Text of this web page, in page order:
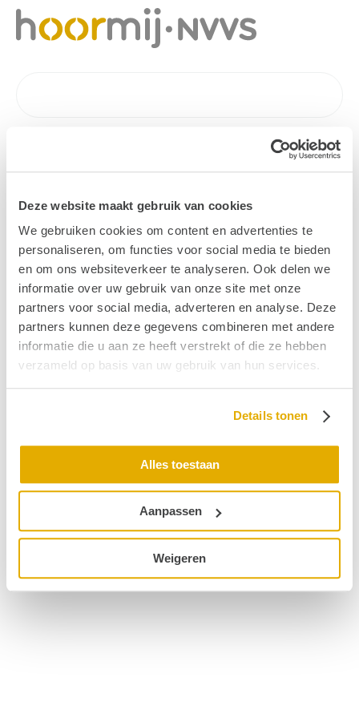
Deze website maakt gebruik van cookies
We gebruiken cookies om content en advertenties te
personaliseren, om functies voor social media te bieden
en om ons websiteverkeer te analyseren. Ook delen we
informatie over uw gebruik van onze site met onze
partners voor social media, adverteren en analyse. Deze
partners kunnen deze gegevens combineren met andere
informatie die u aan ze heeft verstrekt of die ze hebben
verzameld op basis van uw gebruik van hun services.
Details tonen
Alles toestaan
Aanpassen
Weigeren